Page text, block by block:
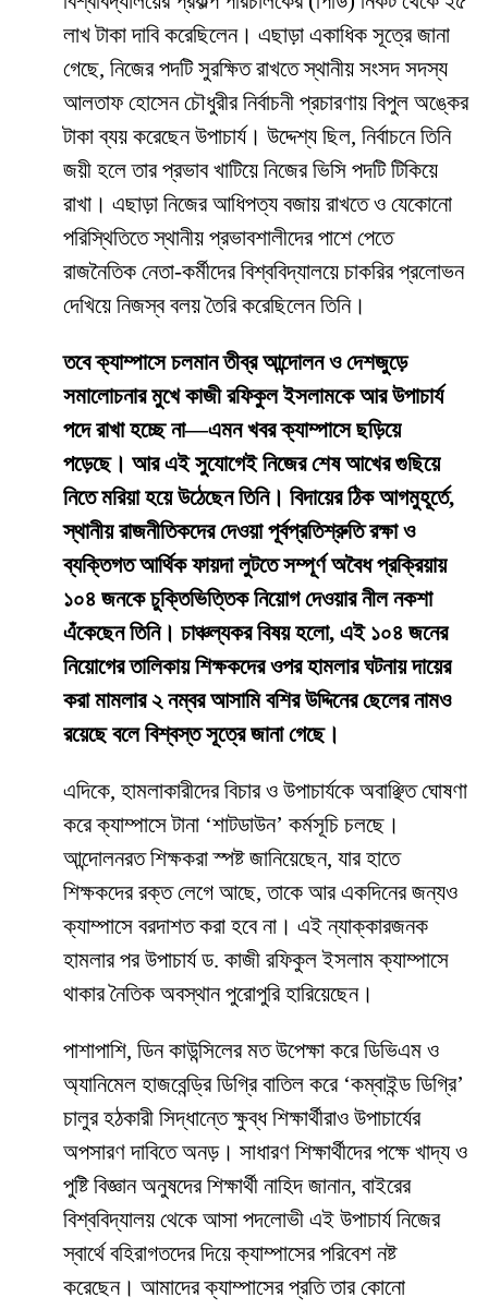
লাখ টাকা দাবি করেছিলেন। এছাড়া একাধিক সূত্রে জানা
গেছে, নিজের পদটি সুরক্ষিত রাখতে স্থানীয় সংসদ সদস্য
আলতাফ হোসেন চৌধুরীর নির্বাচনী প্রচারণায় বিপুল অঙ্কের
টাকা ব্যয় করেছেন উপাচার্য। উদ্দেশ্য ছিল, নির্বাচনে তিনি
জয়ী হলে তার প্রভাব খাটিয়ে নিজের ভিসি পদটি টিকিয়ে
রাখা। এছাড়া নিজের আধিপত্য বজায় রাখতে ও যেকোনো
পরিস্থিতিতে স্থানীয় প্রভাবশালীদের পাশে পেতে
রাজনৈতিক নেতা-কর্মীদের বিশ্ববিদ্যালয়ে চাকরির প্রলোভন
দেখিয়ে নিজস্ব বলয় তৈরি করেছিলেন তিনি।
তবে ক্যাম্পাসে চলমান তীব্র আন্দোলন ও দেশজুড়ে
সমালোচনার মুখে কাজী রফিকুল ইসলামকে আর উপাচার্য
পদে রাখা হচ্ছে না—এমন খবর ক্যাম্পাসে ছড়িয়ে
পড়েছে। আর এই সুযোগেই নিজের শেষ আখের গুছিয়ে
নিতে মরিয়া হয়ে উঠেছেন তিনি। বিদায়ের ঠিক আগমুহূর্তে,
স্থানীয় রাজনীতিকদের দেওয়া পূর্বপ্রতিশ্রুতি রক্ষা ও
ব্যক্তিগত আর্থিক ফায়দা লুটতে সম্পূর্ণ অবৈধ প্রক্রিয়ায়
১০৪ জনকে চুক্তিভিত্তিক নিয়োগ দেওয়ার নীল নকশা
এঁকেছেন তিনি। চাঞ্চল্যকর বিষয় হলো, এই ১০৪ জনের
নিয়োগের তালিকায় শিক্ষকদের ওপর হামলার ঘটনায় দায়ের
করা মামলার ২ নম্বর আসামি বশির উদ্দিনের ছেলের নামও
রয়েছে বলে বিশ্বস্ত সূত্রে জানা গেছে।
​এদিকে, হামলাকারীদের বিচার ও উপাচার্যকে অবাঞ্ছিত ঘোষণা
করে ক্যাম্পাসে টানা ‘শাটডাউন’ কর্মসূচি চলছে।
আন্দোলনরত শিক্ষকরা স্পষ্ট জানিয়েছেন, যার হাতে
শিক্ষকদের রক্ত লেগে আছে, তাকে আর একদিনের জন্যও
ক্যাম্পাসে বরদাশত করা হবে না। এই ন্যাক্কারজনক
হামলার পর উপাচার্য ড. কাজী রফিকুল ইসলাম ক্যাম্পাসে
থাকার নৈতিক অবস্থান পুরোপুরি হারিয়েছেন।
​পাশাপাশি, ডিন কাউন্সিলের মত উপেক্ষা করে ডিভিএম ও
অ্যানিমেল হাজবেন্ড্রি ডিগ্রি বাতিল করে ‘কম্বাইন্ড ডিগ্রি’
চালুর হঠকারী সিদ্ধান্তে ক্ষুব্ধ শিক্ষার্থীরাও উপাচার্যের
অপসারণ দাবিতে অনড়। সাধারণ শিক্ষার্থীদের পক্ষে খাদ্য ও
পুষ্টি বিজ্ঞান অনুষদের শিক্ষার্থী নাহিদ জানান, বাইরের
বিশ্ববিদ্যালয় থেকে আসা পদলোভী এই উপাচার্য নিজের
স্বার্থে বহিরাগতদের দিয়ে ক্যাম্পাসের পরিবেশ নষ্ট
করেছেন। আমাদের ক্যাম্পাসের প্রতি তার কোনো